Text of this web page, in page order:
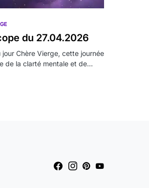
du 27.04.2026
Chère Vierge, cette journée
de la clarté mentale et de…